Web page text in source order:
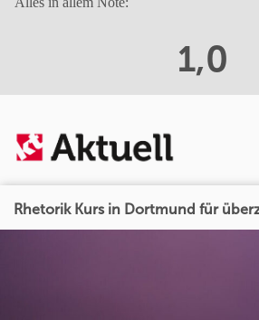
1,0
Rhetorik Kurs in Dortmund für